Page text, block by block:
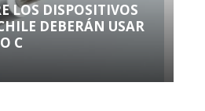
LOS DISPOSITIVOS
DEBERÁN USAR
C